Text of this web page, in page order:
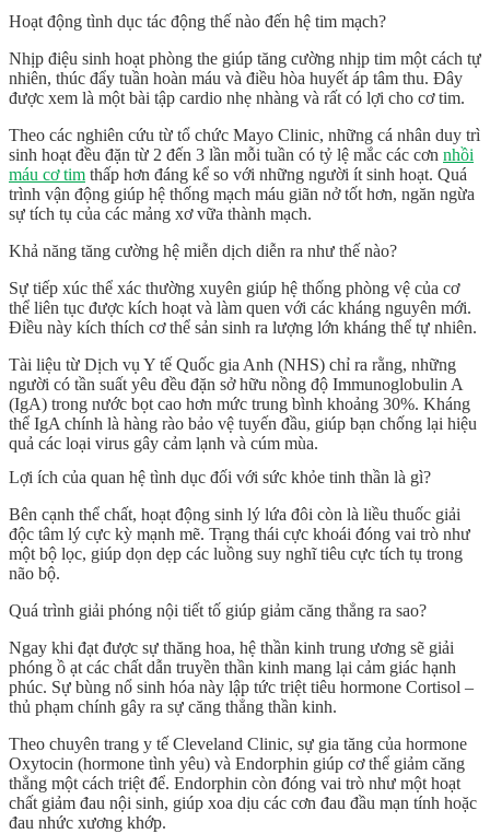
Hoạt động tình dục tác động thế nào đến hệ tim mạch?
Nhịp điệu sinh hoạt phòng the giúp tăng cường nhịp tim một cách tự
nhiên, thúc đẩy tuần hoàn máu và điều hòa huyết áp tâm thu. Đây
được xem là một bài tập cardio nhẹ nhàng và rất có lợi cho cơ tim.
Theo các nghiên cứu từ tổ chức Mayo Clinic, những cá nhân duy trì
sinh hoạt đều đặn từ 2 đến 3 lần mỗi tuần có tỷ lệ mắc các cơn nhồi
máu cơ tim thấp hơn đáng kể so với những người ít sinh hoạt. Quá
trình vận động giúp hệ thống mạch máu giãn nở tốt hơn, ngăn ngừa
sự tích tụ của các mảng xơ vữa thành mạch.
Khả năng tăng cường hệ miễn dịch diễn ra như thế nào?
Sự tiếp xúc thể xác thường xuyên giúp hệ thống phòng vệ của cơ
thể liên tục được kích hoạt và làm quen với các kháng nguyên mới.
Điều này kích thích cơ thể sản sinh ra lượng lớn kháng thể tự nhiên.
Tài liệu từ Dịch vụ Y tế Quốc gia Anh (NHS) chỉ ra rằng, những
người có tần suất yêu đều đặn sở hữu nồng độ Immunoglobulin A
(IgA) trong nước bọt cao hơn mức trung bình khoảng 30%. Kháng
thể IgA chính là hàng rào bảo vệ tuyến đầu, giúp bạn chống lại hiệu
quả các loại virus gây cảm lạnh và cúm mùa.
Lợi ích của quan hệ tình dục đối với sức khỏe tinh thần là gì?
Bên cạnh thể chất, hoạt động sinh lý lứa đôi còn là liều thuốc giải
độc tâm lý cực kỳ mạnh mẽ. Trạng thái cực khoái đóng vai trò như
một bộ lọc, giúp dọn dẹp các luồng suy nghĩ tiêu cực tích tụ trong
não bộ.
Quá trình giải phóng nội tiết tố giúp giảm căng thẳng ra sao?
Ngay khi đạt được sự thăng hoa, hệ thần kinh trung ương sẽ giải
phóng ồ ạt các chất dẫn truyền thần kinh mang lại cảm giác hạnh
phúc. Sự bùng nổ sinh hóa này lập tức triệt tiêu hormone Cortisol –
thủ phạm chính gây ra sự căng thẳng thần kinh.
Theo chuyên trang y tế Cleveland Clinic, sự gia tăng của hormone
Oxytocin (hormone tình yêu) và Endorphin giúp cơ thể giảm căng
thẳng một cách triệt để. Endorphin còn đóng vai trò như một hoạt
chất giảm đau nội sinh, giúp xoa dịu các cơn đau đầu mạn tính hoặc
đau nhức xương khớp.